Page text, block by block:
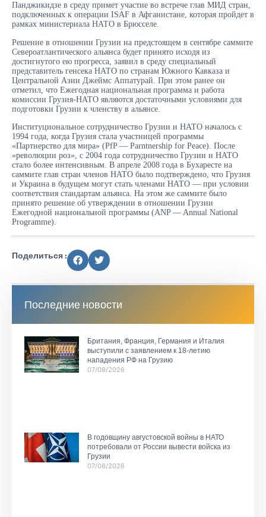
Панджикидзе в среду примет участие во встрече глав МИД стран,
подключенных к операции ISAF в Афганистане, которая пройдет в
рамках министериала НАТО в Брюсселе.
Решение в отношении Грузии на предстоящем в сентябре саммите
Североатлантического альянса будет принято исходя из
достигнутого ею прогресса, заявил в среду специальный
представитель генсека НАТО по странам Южного Кавказа и
Центральной Азии Джеймс Аппатурай. При этом ранее он
отметил, что Ежегодная национальная программа и работа
комиссии Грузия-НАТО являются достаточными условиями для
подготовки Грузии к членству в альянсе.
Институциональное сотрудничество Грузии и НАТО началось с
1994 года, когда Грузия стала участницей программы
«Партнерство для мира» (PfP — Parntnership for Peace). После
«революции роз», с 2004 года сотрудничество Грузии и НАТО
стало более интенсивным. В апреле 2008 года в Бухаресте на
саммите глав стран членов НАТО было подтверждено, что Грузия
и Украина в будущем могут стать членами НАТО — при условии
соответствия стандартам альянса. На этом же саммите было
принято решение об утверждении в отношении Грузии
Ежегодной национальной программы (ANP — Annual National
Programme).
Поделиться :
Последние новости
Британия, Франция, Германия и Италия
выступили с заявлением к 18-летию
нападения РФ на Грузию
07/08/2026
В годовщину августовской войны в НАТО
потребовали от России вывести войска из
Грузии
07/08/2026